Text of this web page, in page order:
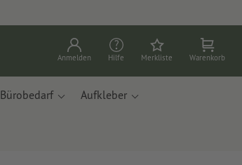
Anmelden Hilfe Merkliste Warenkorb
Bürobedarf Aufkleber